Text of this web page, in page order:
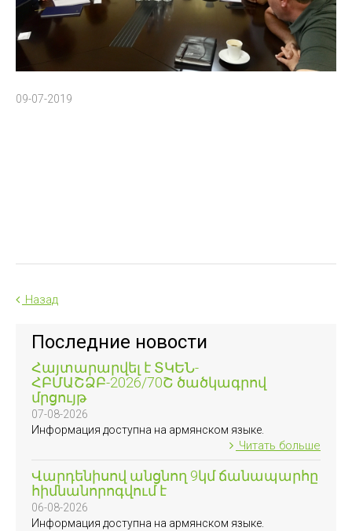
09-07-2019
Назад
Последние новости
Հայտարարվել է ՏԿԵՆ-
ՀԲՄԱՇՁԲ-2026/70Շ ծածկագրով
մրցույթ
07-08-2026
Информация доступна на армянском языке.
Читать больше
Վարդենիսով անցնող 9կմ ճանապարհը
հիմնանորոգվում է
06-08-2026
Информация доступна на армянском языке.